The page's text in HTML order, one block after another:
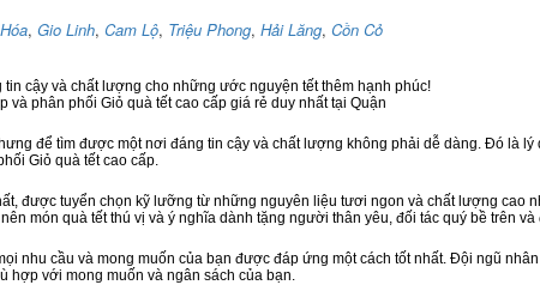
, Gio Linh, Cam Lộ, Triệu Phong, Hải Lăng, Cồn Cỏ
tin cậy và chất lượng cho những ước nguyện tết thêm hạnh phúc!
phân phối Giỏ quà tết cao cấp giá rẻ duy nhất tại Quận
để tìm được một nơi đáng tin cậy và chất lượng không phải dễ dàng. Đó là
Giỏ quà tết cao cấp.
được tuyển chọn kỹ lưỡng từ những nguyên liệu tươi ngon và chất lượng cao
món quà tết thú vị và ý nghĩa dành tặng người thân yêu, đối tác quý bề trên
nhu cầu và mong muốn của bạn được đáp ứng một cách tốt nhất. Đội ngũ
hợp với mong muốn và ngân sách của bạn.